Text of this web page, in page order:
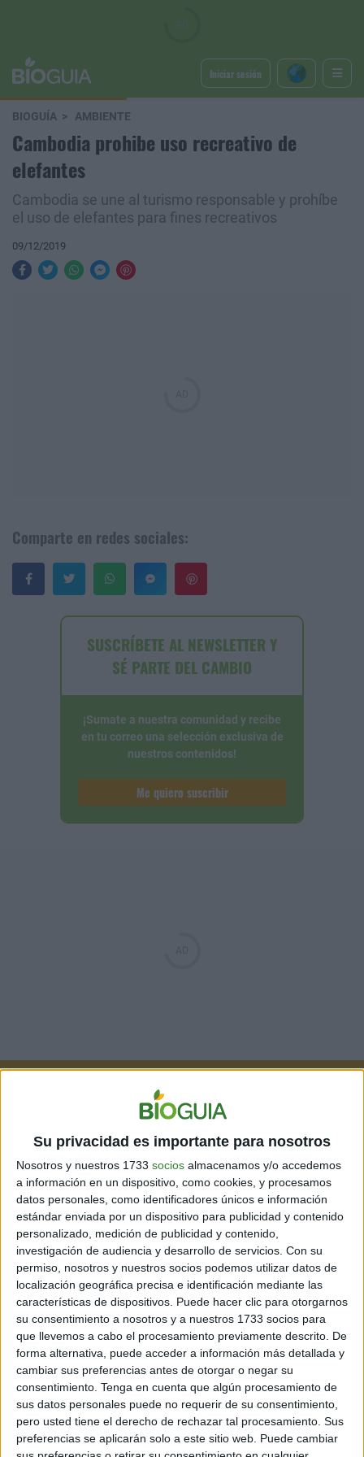
Su privacidad es importante para nosotros
Nosotros y nuestros 1733 socios almacenamos y/o accedemos
a información en un dispositivo, como cookies, y procesamos
datos personales, como identificadores únicos e información
estándar enviada por un dispositivo para publicidad y contenido
personalizado, medición de publicidad y contenido,
investigación de audiencia y desarrollo de servicios. Con su
permiso, nosotros y nuestros socios podemos utilizar datos de
localización geográfica precisa e identificación mediante las
características de dispositivos. Puede hacer clic para otorgarnos
su consentimiento a nosotros y a nuestros 1733 socios para
que llevemos a cabo el procesamiento previamente descrito. De
forma alternativa, puede acceder a información más detallada y
cambiar sus preferencias antes de otorgar o negar su
consentimiento. Tenga en cuenta que algún procesamiento de
sus datos personales puede no requerir de su consentimiento,
pero usted tiene el derecho de rechazar tal procesamiento. Sus
preferencias se aplicarán solo a este sitio web. Puede cambiar
Iniciar sesión
BIOGUÍA AMBIENTE
Cambodia prohibe uso recreativo de
elefantes
Cambodia se une al turismo responsable y prohíbe
el uso de elefantes para fines recreativos
09/12/2019
Comparte en redes sociales:
SUSCRÍBETE AL NEWSLETTER Y
SÉ PARTE DEL CAMBIO
¡Sumate a nuestra comunidad y recibe
en tu correo una selección exclusiva de
nuestros contenidos!
Me quiero suscribir
Récord histórico de sargazo
golpea al Caribe y al golfo de
México
Cargando...